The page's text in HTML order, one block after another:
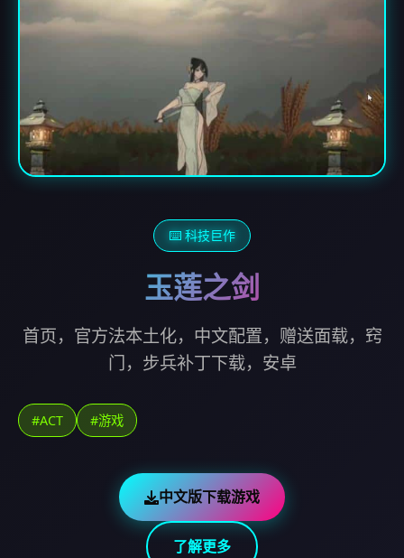
⌨️ 科技巨作
玉莲之剑
首页，官方法本土化，中文配置，赠送面载，窍
门，步兵补丁下载，安卓
#ACT #游戏
中文版下载游戏
了解更多